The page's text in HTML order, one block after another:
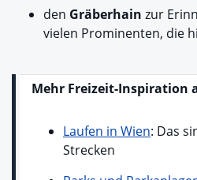
den Gräberhain zur
vielen Prominenten, die
Mehr Freizeit-Inspiration
Laufen in Wien: Das
Strecken